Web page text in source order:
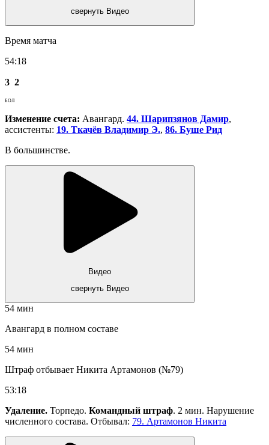
свернуть Видео
Время матча
54:18
3 2
БОЛ
Изменение счета: Авангард. 44. Шарипзянов Дамир,
ассистенты: 19. Ткачёв Владимир Э., 86. Буше Рид
В большинстве.
Видео
свернуть Видео
54 мин
Авангард в полном составе
54 мин
Штраф отбывает Никита Артамонов (№79)
53:18
Удаление. Торпедо. Командный штраф. 2 мин. Нарушение
численного состава. Отбывал: 79. Артамонов Никита